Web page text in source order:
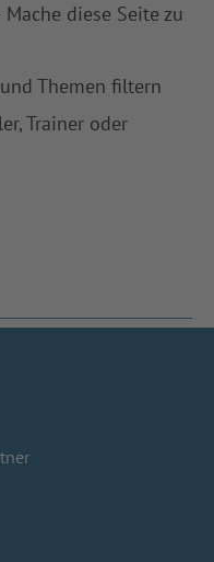
diese Seite zu
Themen filtern
Trainer oder